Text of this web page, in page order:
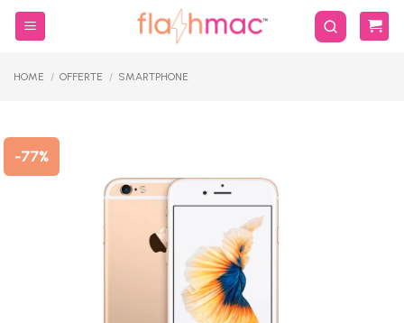
Salta
HOME / OFFERTE / SMARTPHONE
-77%